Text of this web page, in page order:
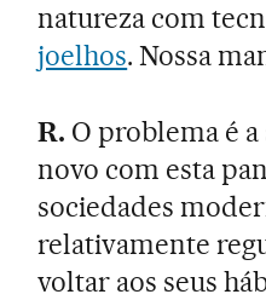
natureza com
joelhos. Nossa
R. O problema é
novo com esta
sociedades
relativamente
voltar aos seus